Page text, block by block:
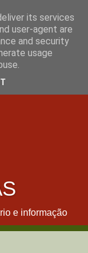
e informação
its services
user-agent are
and security
usage